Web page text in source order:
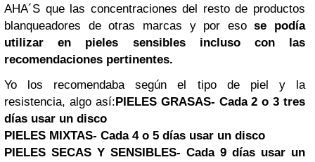
AHA´S que las concentraciones del resto de productos
blanqueadores de otras marcas y por esose podía
utilizar en pieles sensibles incluso con las
recomendaciones pertinentes.
Yo los recomendaba según el tipo de piel y la
resistencia, algo así: PIELES GRASAS- Cada 2 o 3 tres
días usar un disco
PIELES MIXTAS- Cada 4 o 5 días usar un disco
PIELES SECAS Y SENSIBLES- Cada 9 días usar un